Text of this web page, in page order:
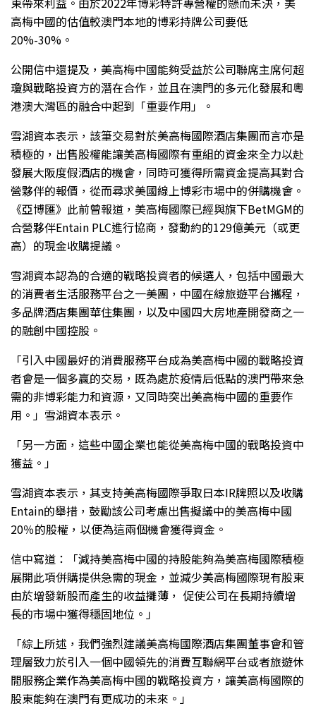
高梅中國的估值較澳門本地的博彩持牌公司要低
20%-30%。
公開信中還提及，美高梅中國能夠受益於公司聯席主席何超
瓊與戰略投資方的潛在合作，並且在澳門的多元化發展和粵
港澳大灣區的融合中起到「重要作用」。
雪湖資本表示，該筆交易對於美高梅國際酒店集團而言亦是
積極的，出售股權能讓美高梅國際有重組的資金來全力以赴
發展大阪度假酒店的機會，同時可獲得所需資金提高其對合
營夥伴的報價，從而尋求美國線上博彩市場中的併購機會。
《亞博匯》此前曾報道，美高梅國際已經與旗下BetMGM的
合營夥伴Entain PLC進行協商，發動約的129億美元（或更
高）的現金收購提議。
雪湖資本認為的合適的戰略投資者的候選人，包括中國最大
的消費者生活服務平台之一美團，中國在線旅遊平台攜程，
多品牌酒店集團華住集團，以及中國四大房地產開發商之一
的融創中國控股。
「引入中國最好的消費服務平台成為美高梅中國的戰略投資
者會是一個多贏的交易，既為處於疫情后低點的澳門帶來急
需的非博彩能力和資源，又同時突出美高梅中國的重要作
用。」雪湖資本表示。
「另一方面，這些中國企業也能從美高梅中國的戰略投資中
獲益。」
雪湖資本表示，其支持美高梅國際爭取日本IR牌照以及收購
Entain的舉措，鼓勵該公司考慮出售擬議中的美高梅中國
20％的股權，以便為這兩個機會獲得資金。
信中寫道：「減持美高梅中國的持股能夠為美高梅國際積極
展開此項併購提供急需的現金，並減少美高梅國際現有股東
由於增發新股而產生的收益攤薄， 促使公司在長期持續增
長的市場中獲得穩固地位。」
「綜上所述，我們強烈建議美高梅國際酒店集團董事會和管
理層致力於引入一個中國領先的消費互聯網平台或者旅遊休
閒服務企業作為美高梅中國的戰略投資方，讓美高梅國際的
股東能夠在澳門有更成功的未來。」